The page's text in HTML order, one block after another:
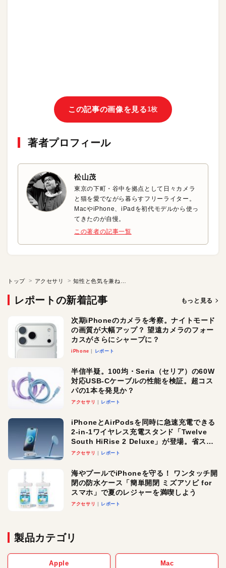
この記事の画像を見る1枚
著者プロフィール
松山茂
東京の下町・谷中を拠点として日々カメラ
と猫を愛でながら暮らすフリーライター。
MacやiPhone、iPadを初代モデルから使っ
てきたのが自慢。
この著者の記事一覧
トップ アクセサリ 知性と色気を兼ね備えた至高のレザーケース
レポートの新着記事 もっと見る
次期iPhoneのカメラを考察。ナイトモード
の画質が大幅アップ？ 望遠カメラのフォー
カスがさらにシャープに？
iPhone レポート
半信半疑。100均・Seria（セリア）の60W
対応USB-Cケーブルの性能を検証。超コス
パの1本を発見か？
アクセサリ レポート
iPhoneとAirPodsを同時に急速充電できる
2-in-1ワイヤレス充電スタンド「Twelve
South HiRise 2 Deluxe」が登場。省スペ
ースでおしゃれに充電したい人にオスス
アクセサリ レポート
海やプールでiPhoneを守る！ ワンタッチ開
閉の防水ケース「簡単開閉 ミズアソビ for
スマホ」で夏のレジャーを満喫しよう
アクセサリ レポート
製品カテゴリ
Apple Mac